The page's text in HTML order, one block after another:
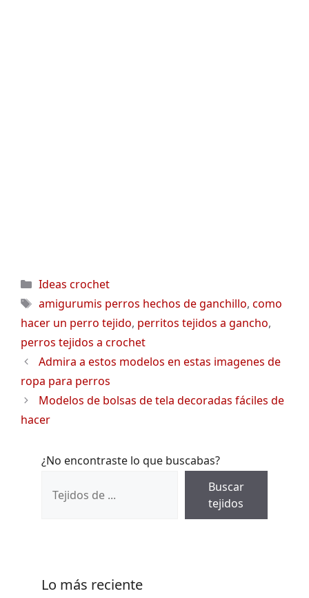
Categorías
Ideas crochet
Etiquetas
amigurumis perros hechos de ganchillo, como
hacer un perro tejido, perritos tejidos a gancho,
perros tejidos a crochet
Admira a estos modelos en estas imagenes de
ropa para perros
Modelos de bolsas de tela decoradas fáciles de
hacer
¿No encontraste lo que buscabas?
Buscar
tejidos
Lo más reciente